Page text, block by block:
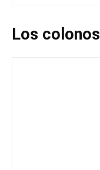
Los colonos